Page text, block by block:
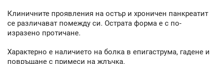
Клиничните проявления на остър и хроничен панкреатит
се различават помежду си. Острата форма е с по-
изразено протичане.
Характерно е наличието на болка в епигаструма, гадене и
повръщане с примеси на жлъчка.